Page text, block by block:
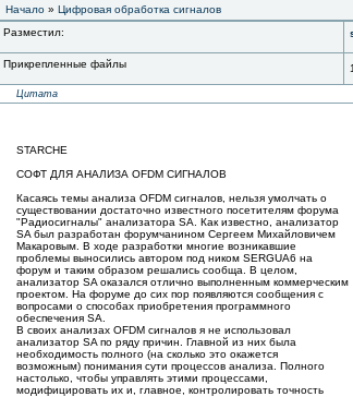
Начало » Цифровая обработка сигналов
Разместил:
Прикрепленные файлы
Цитата
STARCHE
СОФТ ДЛЯ АНАЛИЗА OFDM СИГНАЛОВ
Касаясь темы анализа OFDM сигналов, нельзя умолчать о
существовании достаточно известного посетителям форума
"Радиосигналы" анализатора SA. Как известно, анализатор
SA был разработан форумчанином Сергеем Михайловичем
Макаровым. В ходе разработки многие возникавшие
проблемы выносились автором под ником SERGUA6 на
форум и таким образом решались сообща. В целом,
анализатор SA оказался отлично выполненным коммерческим
проектом. На форуме до сих пор появляются сообщения с
вопросами о способах приобретения программного
обеспечения SA.
В своих анализах OFDM сигналов я не использовал
анализатор SA по ряду причин. Главной из них была
необходимость полного (на сколько это окажется
возможным) понимания сути процессов анализа. Полного
настолько, чтобы управлять этими процессами,
модифицировать их и, главное, контролировать точность